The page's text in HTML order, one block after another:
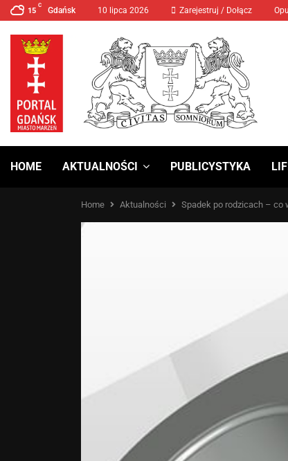
15
C
Gdańsk 10 lipca 2026 Zarejestruj / Dołącz
MANIFA 2024 Prawa Kobiet
HOME AKTUALNOŚCI PUBLICYSTYKA
Home Aktualności Spadek po rodzicach – co